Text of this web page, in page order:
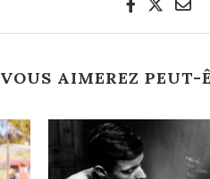
VOUS AIMEREZ PEUT-